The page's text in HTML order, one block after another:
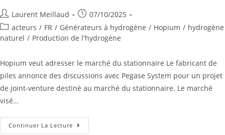
Laurent Meillaud
07/10/2025
acteurs / FR / Générateurs à hydrogène / Hopium / hydrogène
naturel / Production de l'hydrogène
Hopium veut adresser le marché du stationnaire Le fabricant de
piles annonce des discussions avec Pegase System pour un projet
de joint-venture destiné au marché du stationnaire. Le marché
visé…
Continuer La Lecture